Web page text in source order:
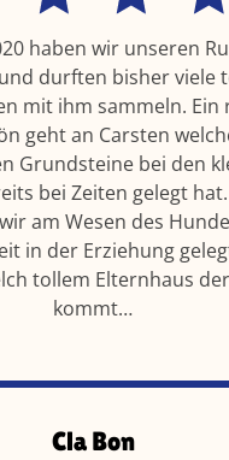
haben wir unseren
durften bisher viele
mit ihm sammeln. Ein
geht an Carsten
Grundsteine bei den
bei Zeiten gelegt
am Wesen des
in der Erziehung
tollem Elternhaus
kommt…
Cla Bon